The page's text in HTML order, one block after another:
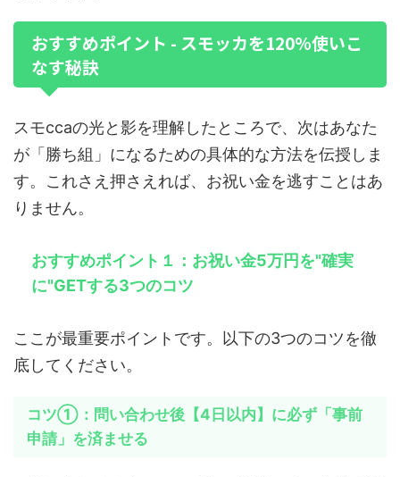
おすすめポイント - スモッカを120%使いこ
なす秘訣
スモccaの光と影を理解したところで、次はあなた
が「勝ち組」になるための具体的な方法を伝授しま
す。これさえ押さえれば、お祝い金を逃すことはあ
りません。
おすすめポイント１：お祝い金5万円を"確実
に"GETする3つのコツ
ここが最重要ポイントです。以下の3つのコツを徹
底してください。
コツ①：問い合わせ後【4日以内】に必ず「事前
申請」を済ませる